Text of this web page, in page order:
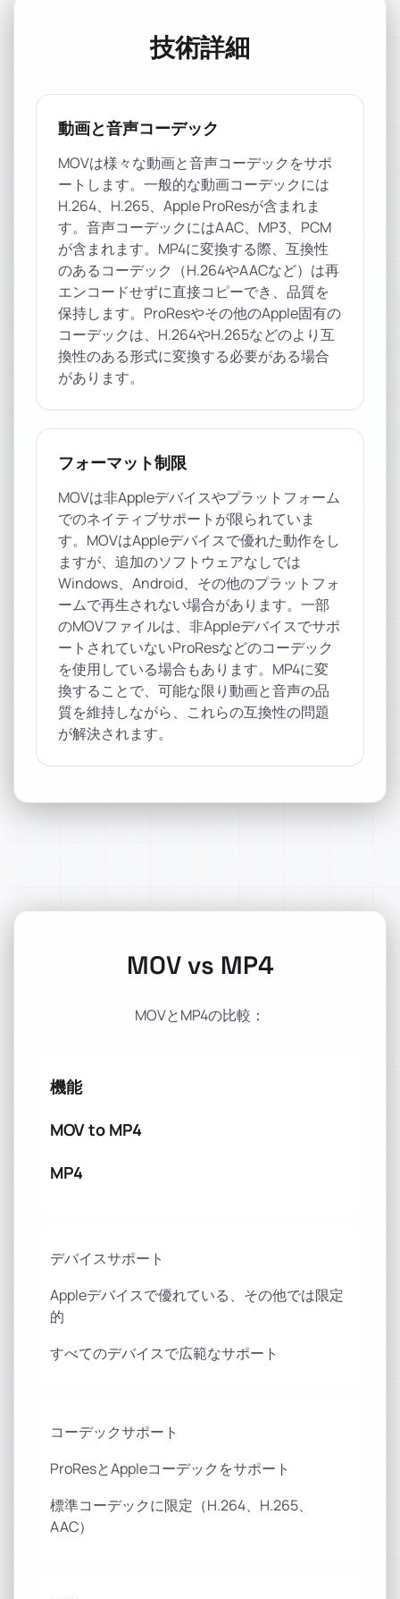
技術詳細
動画と音声コーデック
MOVは様々な動画と音声コーデックをサポ
ートします。一般的な動画コーデックには
H.264、H.265、Apple ProResが含まれま
す。音声コーデックにはAAC、MP3、PCM
が含まれます。MP4に変換する際、互換性
のあるコーデック（H.264やAACなど）は再
エンコードせずに直接コピーでき、品質を
保持します。ProResやその他のApple固有の
コーデックは、H.264やH.265などのより互
換性のある形式に変換する必要がある場合
があります。
フォーマット制限
MOVは非Appleデバイスやプラットフォーム
でのネイティブサポートが限られていま
す。MOVはAppleデバイスで優れた動作をし
ますが、追加のソフトウェアなしでは
Windows、Android、その他のプラットフォ
ームで再生されない場合があります。一部
のMOVファイルは、非Appleデバイスでサポ
ートされていないProResなどのコーデック
を使用している場合もあります。MP4に変
換することで、可能な限り動画と音声の品
質を維持しながら、これらの互換性の問題
が解決されます。
MOV vs MP4
MOVとMP4の比較：
機能
MOV to MP4
MP4
デバイスサポート
Appleデバイスで優れている、その他では限定
的
すべてのデバイスで広範なサポート
コーデックサポート
ProResとAppleコーデックをサポート
標準コーデックに限定（H.264、H.265、
AAC）